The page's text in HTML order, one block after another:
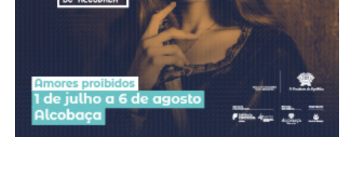
Escolha o plano